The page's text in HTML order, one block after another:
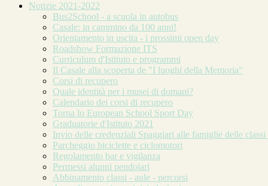
Notizie 2021-2022
Bus2School - a scuola in autobus
Casale: in cammino da 100 anni!
Orientamento in uscita - i prossimi open day
Roadshow Formazione ITS
Curriculum d'Istituto e programmi
Il Casale alla scoperta de "I luoghi della Memoria"
Corsi di recupero
Quale identità per i musei di domani?
Calendario dei corsi di recupero
Torna lo European School Sport Day
Graduatorie d'Istituto 2021
Invio delle credenziali Spaggiari alle famiglie delle classi
Parcheggio biciclette e ciclomotori
Regolamento bar e vigilanza
Permessi alunni pendolari
Abbinamento classi - aule - percorsi